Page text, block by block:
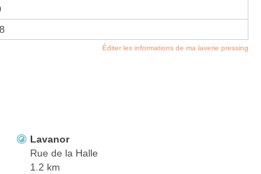
Éditer les informations de ma laverie pressing
Lavanor
Rue de la Halle
1.2 km